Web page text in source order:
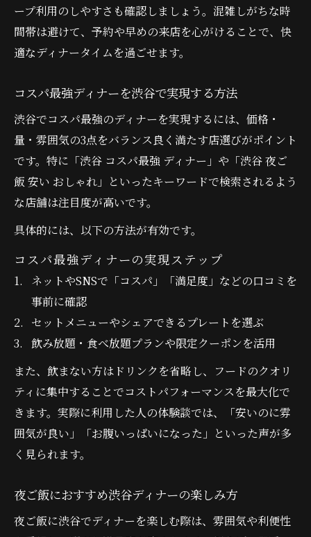
ープ利用のしやすさも確認しましょう。混雑しがちな時
間帯は避けて、予約や早めの来店を心がけることで、快
適なディナータイムを過ごせます。
コスパ最強ディナーを渋谷で実現する方法
渋谷でコスパ最強のディナーを実現するには、価格・
量・雰囲気の3点をバランス良く満たす店選びがポイント
です。特に「渋谷 コスパ最強 ディナー」や「渋谷 夜ご
飯 安い おしゃれ」といったキーワードで検索されるよう
な店舗は注目度が高いです。
具体的には、以下の方法が有効です。
コスパ最強ディナーの実現ステップ
ネットやSNSで「コスパ」「満足度」などの口コミを
事前に確認
セットメニューやシェアできるプレートを選ぶ
飲み放題・食べ放題プランや限定クーポンを活用
また、飲まない方はドリンクを省略し、フードのクオリ
ティに集中することでコストパフォーマンスを最大化で
きます。実際に利用した人の体験談では、「安いのに雰
囲気が良い」「お腹いっぱいになった」といった声が多
く見られます。
夜ご飯におすすめ渋谷ディナーの楽しみ方
夜ご飯に渋谷でディナーを楽しむ際は、雰囲気や利便性